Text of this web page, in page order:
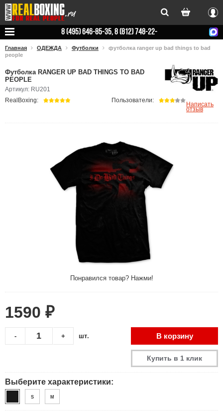
Вход
8 (495) 646-85-35, 8 (812) 748-22-
Главная ОДЕЖДА Футболки
футболка ranger up bad things to bad
people
Футболка RANGER UP BAD THINGS TO BAD
PEOPLE
Артикул: RU201
Понравился товар? Нажми!
RealBoxing: Пользователи:
Написать
отзыв
1590 ₽
+
- шт. В корзину
Купить в 1 клик
Выберите характеристики:
S M